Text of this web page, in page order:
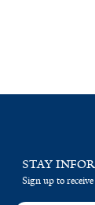
STAY
Sign up to